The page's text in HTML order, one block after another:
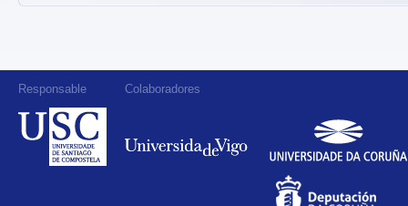
Responsable Colaboradores